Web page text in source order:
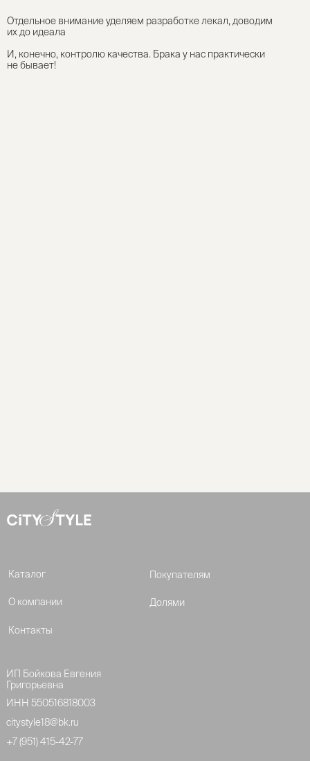
Отдельное внимание уделяем разработке лекал, доводим
их до идеала
И, конечно, контролю качества. Брака у нас практически
не бывает!
Каталог
О компании
Контакты
ИП Бойкова Евгения
Григорьевна
ИНН 550516818003
citystyle18@bk.ru
+7 (951) 415-42-77
Покупателям
Долями